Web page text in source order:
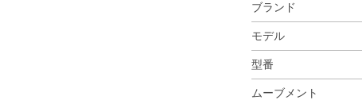
ブランド
モデル
型番
ムーブメント